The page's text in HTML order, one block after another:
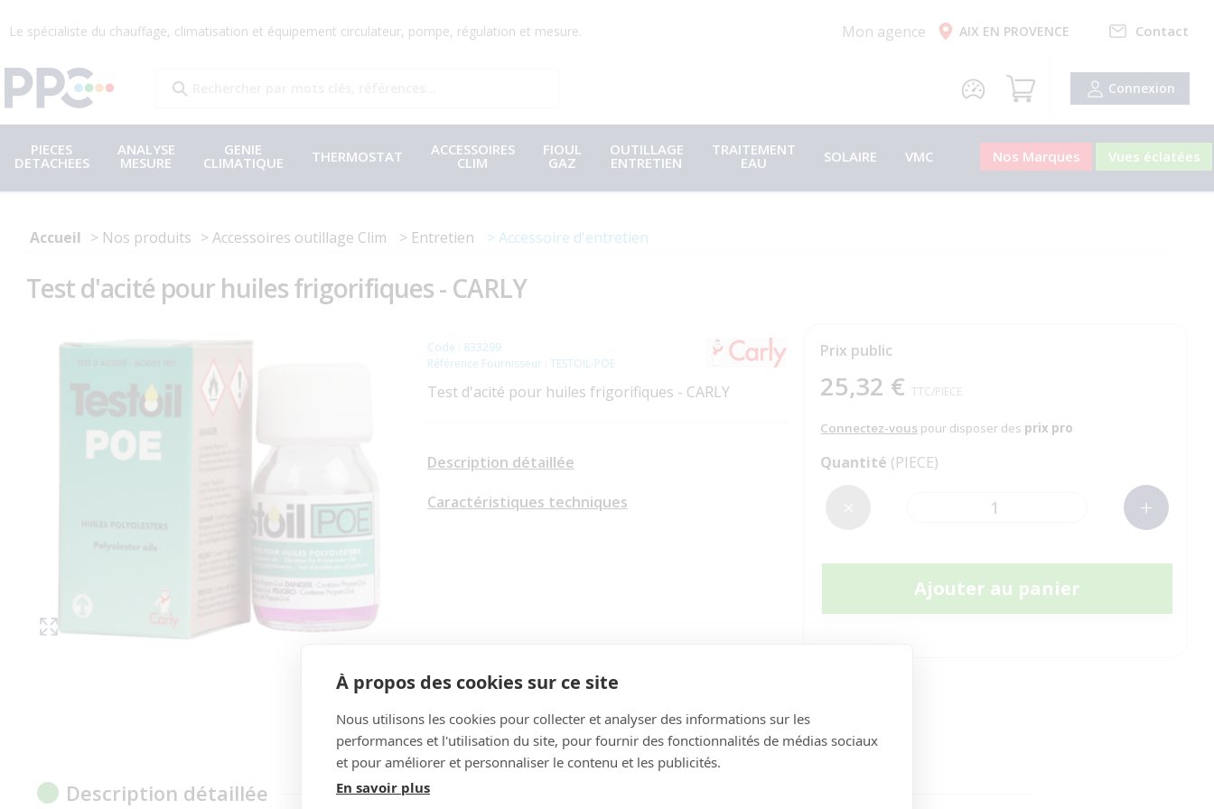
Le spécialiste du chauffage, climatisation et équipement circulateur, pompe, régulation et mesure. Mon agence AIX EN PROVENCE Contact
Connexion
PIECES
DETACHEES
ANALYSE
MESURE
GENIE
CLIMATIQUE THERMOSTAT ACCESSOIRES
CLIM
FIOUL
GAZ
OUTILLAGE
ENTRETIEN
TRAITEMENT
EAU SOLAIRE VMC Nos Marques Vues éclatées
Accueil Nos produits Accessoires outillage Clim Entretien Accessoire d'entretien
Test d'acité pour huiles frigorifiques - CARLY
Code : 833299
Référence Fournisseur : TESTOIL-POE
Test d'acité pour huiles frigorifiques - CARLY
Description détaillée
Caractéristiques techniques
Description détaillée
Prix public
25,32 € TTC/PIECE
Connectez-vous pour disposer des prix pro
Quantité (PIECE)
Ajouter au panier
À propos des cookies sur ce site
Nous utilisons les cookies pour collecter et analyser des informations sur les
performances et l'utilisation du site, pour fournir des fonctionnalités de médias sociaux
et pour améliorer et personnaliser le contenu et les publicités.
En savoir plus